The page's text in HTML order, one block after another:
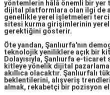
yöntemlerin hâlâ önemli bir
dijital platformlara olan ilgi de
genellikle yerel işletmeleri
sitesi kurma girişimlerinin yerel
gerektiğini gösterir.
Öte yandan, Şanlıurfa'nın
teknolojik yeniliklere açık bir
Dolayısıyla, Şanlıurfa e-ticaret
kitleye yönelik dijital
akıllıca olacaktır. Şanlıurfalı
beklentilerini, alışveriş
almak, rekabetçi bir pozisyon